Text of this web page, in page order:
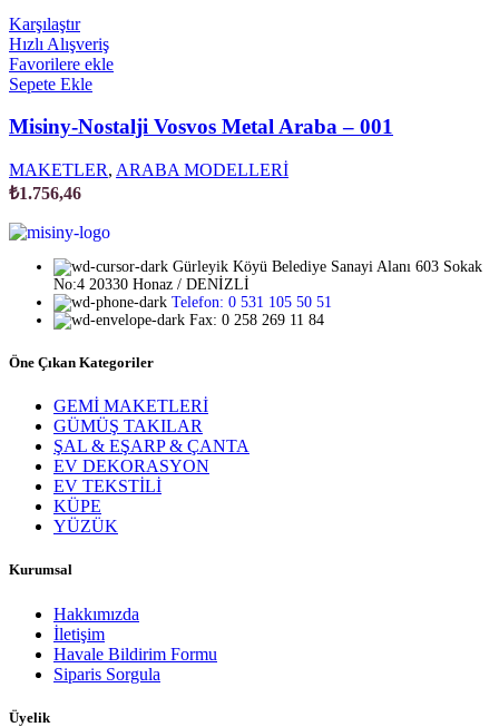
Karşılaştır
Hızlı Alışveriş
Favorilere ekle
Sepete Ekle
Misiny-Nostalji Vosvos Metal Araba – 001
MAKETLER, ARABA MODELLERİ
₺1.756,46
Gürleyik Köyü Belediye Sanayi Alanı 603 Sokak
No:4 20330 Honaz / DENİZLİ
Telefon: 0 531 105 50 51
Fax: 0 258 269 11 84
Öne Çıkan Kategoriler
GEMİ MAKETLERİ
GÜMÜŞ TAKILAR
ŞAL & EŞARP & ÇANTA
EV DEKORASYON
EV TEKSTİLİ
KÜPE
YÜZÜK
Kurumsal
Hakkımızda
İletişim
Havale Bildirim Formu
Siparis Sorgula
Üyelik